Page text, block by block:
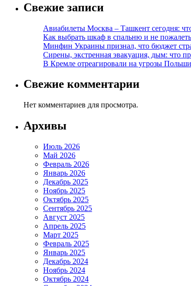
Свежие записи
Авиабилеты Москва – Ташкент сегодня:
Как выбрать шкаф в спальню и не пожалеть
Минфин Украины признал, что бюджет
Сирены, экстренная эвакуация, дым: что
В Кремле отреагировали на угрозы
Свежие комментарии
Нет комментариев для просмотра.
Архивы
Июль 2026
Май 2026
Февраль 2026
Январь 2026
Декабрь 2025
Ноябрь 2025
Октябрь 2025
Сентябрь 2025
Август 2025
Апрель 2025
Март 2025
Февраль 2025
Январь 2025
Декабрь 2024
Ноябрь 2024
Октябрь 2024